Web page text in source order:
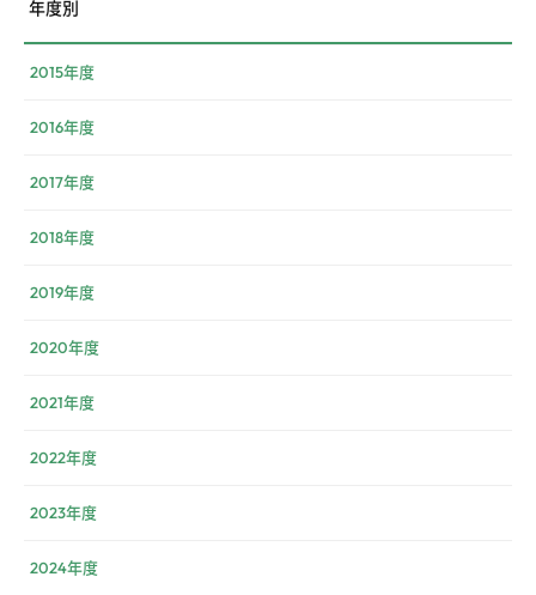
年度別
2015年度
2016年度
2017年度
2018年度
2019年度
2020年度
2021年度
2022年度
2023年度
2024年度